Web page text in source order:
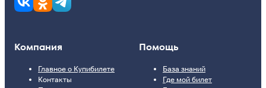
Компания
Главное о Купибилете
Контакты
Помощь
База знаний
Где мой билет